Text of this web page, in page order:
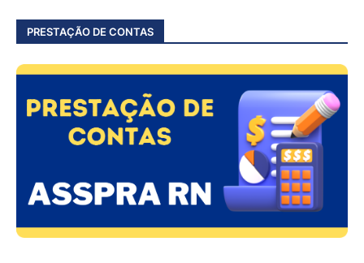
PRESTAÇÃO DE CONTAS